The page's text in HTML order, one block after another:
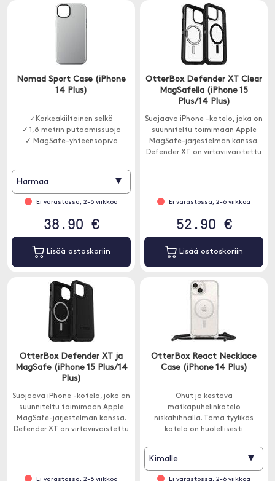
Nomad Sport Case (iPhone
14 Plus)
✓Korkeakiiltoinen selkä
✓ 1,8 metrin putoamissuoja
✓ MagSafe-yhteensopiva
Harmaa ▾
Ei varastossa, 2-6 viikkoa
38.90 €
Lisää ostoskoriin
OtterBox Defender XT Clear
MagSafella (iPhone 15
Plus/14 Plus)
Suojaava iPhone -kotelo, joka on
suunniteltu toimimaan Apple
MagSafe-järjestelmän kanssa.
Defender XT on virtaviivaistettu
Ei varastossa, 2-6 viikkoa
52.90 €
Lisää ostoskoriin
OtterBox Defender XT ja
MagSafe (iPhone 15 Plus/14
Plus)
Suojaava iPhone -kotelo, joka on
suunniteltu toimimaan Apple
MagSafe-järjestelmän kanssa.
Defender XT on virtaviivaistettu
Ei varastossa, 2-6 viikkoa
OtterBox React Necklace
Case (iPhone 14 Plus)
Ohut ja kestävä
matkapuhelinkotelo
niskahihnalla. Tämä tyylikäs
kotelo on huolellisesti
laturien ja MagSafe-
lisävarusteiden kanssa.
Kimalle ▾
Ei varastossa, 2-6 viikkoa